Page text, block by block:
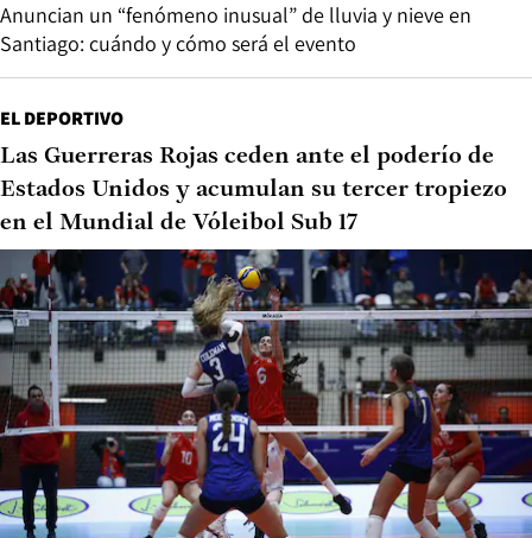
Anuncian un “fenómeno inusual” de lluvia y nieve en
Santiago: cuándo y cómo será el evento
EL DEPORTIVO
Las Guerreras Rojas ceden ante el poderío de
Estados Unidos y acumulan su tercer tropiezo
en el Mundial de Vóleibol Sub 17